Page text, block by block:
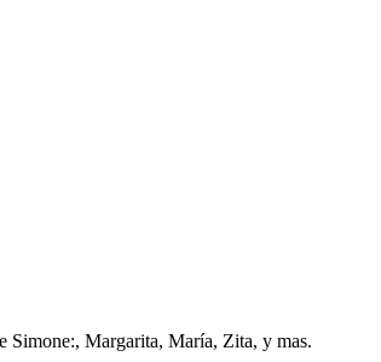
Simone:, Margarita, María, Zita, y mas.